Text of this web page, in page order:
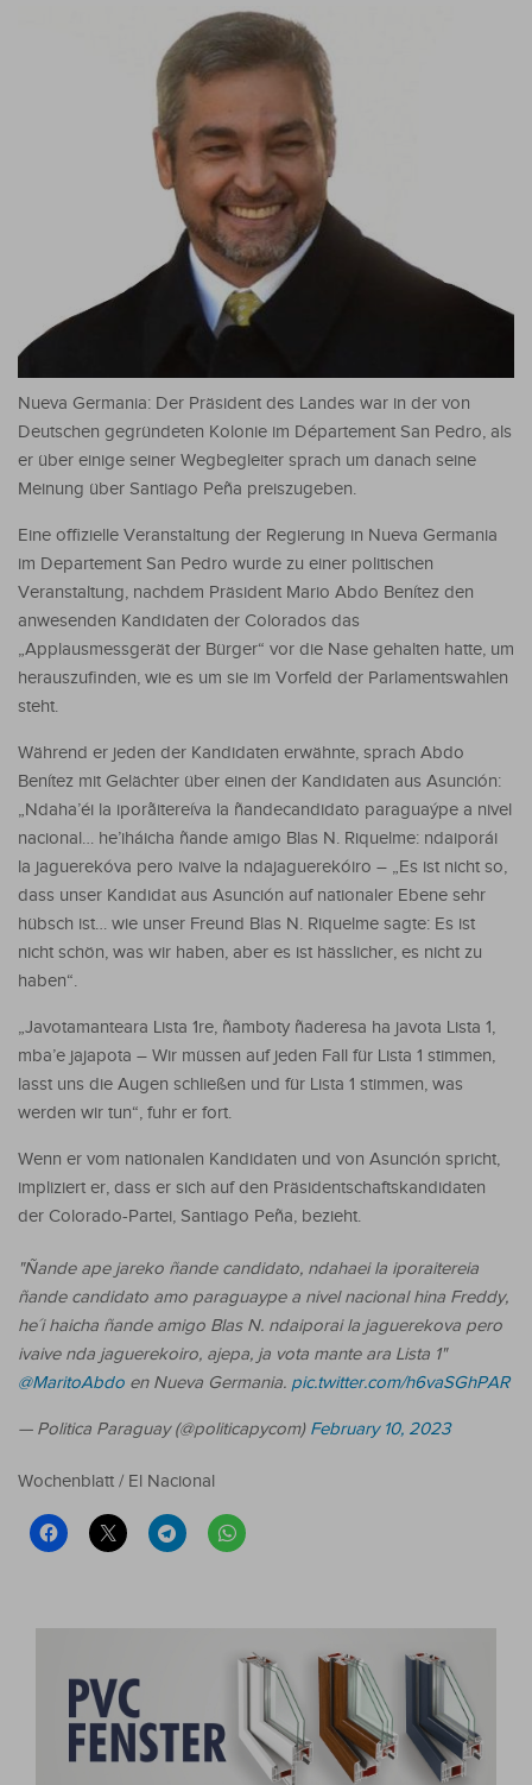
Nueva Germania: Der Präsident des Landes war in der von
Deutschen gegründeten Kolonie im Département San Pedro, als
er über einige seiner Wegbegleiter sprach um danach seine
Meinung über Santiago Peña preiszugeben.
Eine offizielle Veranstaltung der Regierung in Nueva Germania
im Departement San Pedro wurde zu einer politischen
Veranstaltung, nachdem Präsident Mario Abdo Benítez den
anwesenden Kandidaten der Colorados das
„Applausmessgerät der Bürger“ vor die Nase gehalten hatte, um
herauszufinden, wie es um sie im Vorfeld der Parlamentswahlen
steht.
Während er jeden der Kandidaten erwähnte, sprach Abdo
Benítez mit Gelächter über einen der Kandidaten aus Asunción:
„Ndaha’éi la iporãitereíva la ñandecandidato paraguaýpe a nivel
nacional… he’iháicha ñande amigo Blas N. Riquelme: ndaiporái
la jaguerekóva pero ivaive la ndajaguerekóiro – „Es ist nicht so,
dass unser Kandidat aus Asunción auf nationaler Ebene sehr
hübsch ist… wie unser Freund Blas N. Riquelme sagte: Es ist
nicht schön, was wir haben, aber es ist hässlicher, es nicht zu
haben“.
„Javotamanteara Lista 1re, ñamboty ñaderesa ha javota Lista 1,
mba’e jajapota – Wir müssen auf jeden Fall für Lista 1 stimmen,
lasst uns die Augen schließen und für Lista 1 stimmen, was
werden wir tun“, fuhr er fort.
Wenn er vom nationalen Kandidaten und von Asunción spricht,
impliziert er, dass er sich auf den Präsidentschaftskandidaten
der Colorado-Partei, Santiago Peña, bezieht.
"Ñande ape jareko ñande candidato, ndahaei la iporaitereia
ñande candidato amo paraguaype a nivel nacional hina Freddy,
he´i haicha ñande amigo Blas N. ndaiporai la jaguerekova pero
ivaive nda jaguerekoiro, ajepa, ja vota mante ara Lista 1"
@MaritoAbdo en Nueva Germania. pic.twitter.com/h6vaSGhPAR
— Politica Paraguay (@politicapycom) February 10, 2023
Wochenblatt / El Nacional